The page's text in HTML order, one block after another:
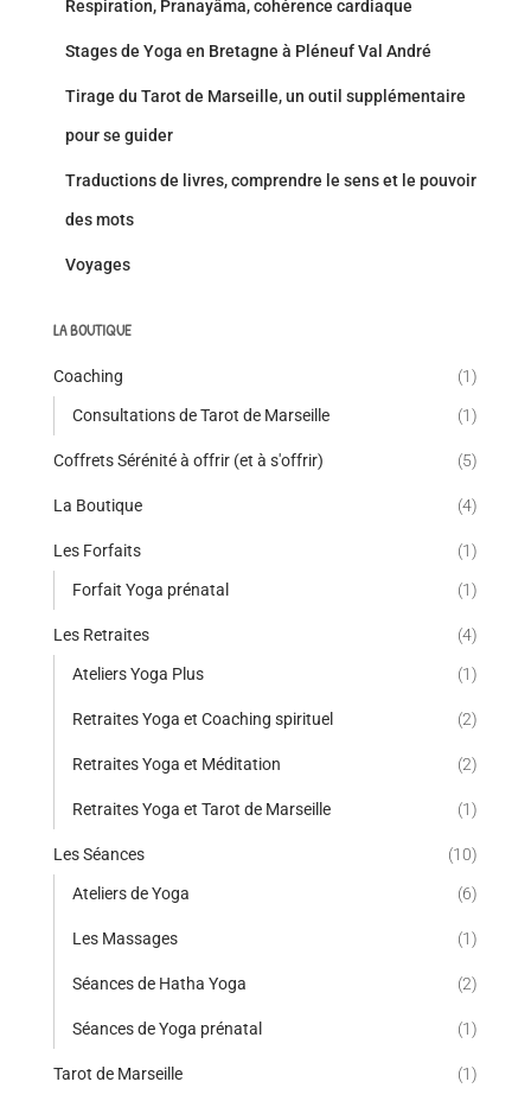
Respiration, Pranayâma, cohérence cardiaque
Stages de Yoga en Bretagne à Pléneuf Val André
Tirage du Tarot de Marseille, un outil supplémentaire
pour se guider
Traductions de livres, comprendre le sens et le pouvoir
des mots
Voyages
LA BOUTIQUE
Coaching (1)
Consultations de Tarot de Marseille (1)
Coffrets Sérénité à offrir (et à s'offrir) (5)
La Boutique (4)
Les Forfaits (1)
Forfait Yoga prénatal (1)
Les Retraites (4)
Ateliers Yoga Plus (1)
Retraites Yoga et Coaching spirituel (2)
Retraites Yoga et Méditation (2)
Retraites Yoga et Tarot de Marseille (1)
Les Séances (10)
Ateliers de Yoga (6)
Les Massages (1)
Séances de Hatha Yoga (2)
Séances de Yoga prénatal (1)
Tarot de Marseille (1)